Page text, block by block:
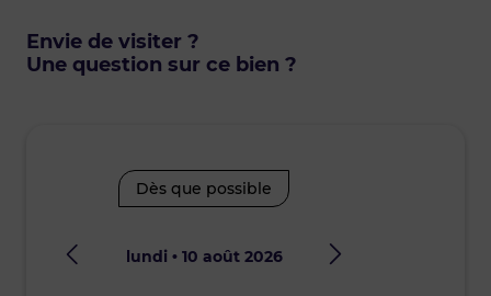
Envie de visiter ?
Une question sur ce bien ?
Dès que possible
lundi • 10 août 2026